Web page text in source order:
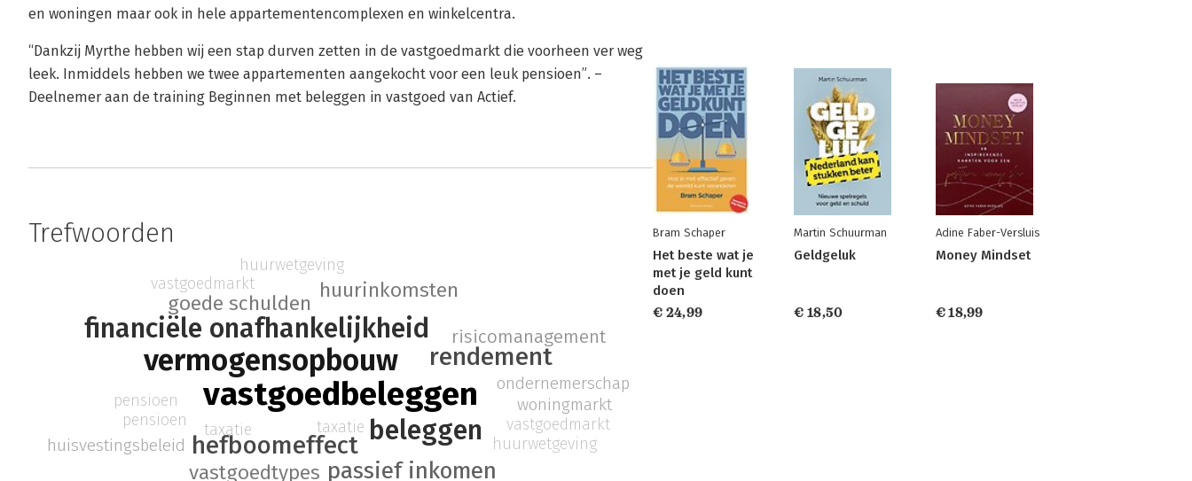
en woningen maar ook in hele appartementencomplexen en winkelcentra.
“Dankzij Myrthe hebben wij een stap durven zetten in de vastgoedmarkt die voorheen ver weg
leek. Inmiddels hebben we twee appartementen aangekocht voor een leuk pensioen”. –
Deelnemer aan de training Beginnen met beleggen in vastgoed van Actief.
Trefwoorden
vastgoedbeleggen
vermogensopbouw
beleggen
financiële onafhankelijkheid
hefboomeffect
rendement
passief inkomen
vastgoedtypes
goede schulden
huurinkomsten
risicomanagement
ondernemerschap
woningmarkt
huisvestingsbeleid
pensioen
vastgoedmarkt
huurwetgeving
taxatie
pensioen
vastgoedmarkt
huurwetgeving
taxatie
Bram Schaper
Het beste wat je
met je geld kunt
doen
€ 24,99
Martin Schuurman
Geldgeluk
€ 18,50
Adine Faber-Versluis
Money Mindset
€ 18,99